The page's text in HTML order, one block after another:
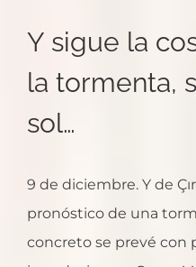
Y sigue la
la tormenta,
sol…
9 de diciembre. Y de
pronóstico de una
concreto se prevé con